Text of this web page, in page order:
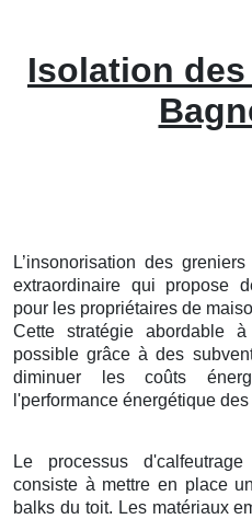
Isolation
L’insonorisation des
extraordinaire qui propose
pour les propriétaires de
Cette stratégie abordable
possible grâce à des
diminuer les coûts
l'performance énergétique
Le processus
consiste à mettre en place
balks du toit. Les matériaux